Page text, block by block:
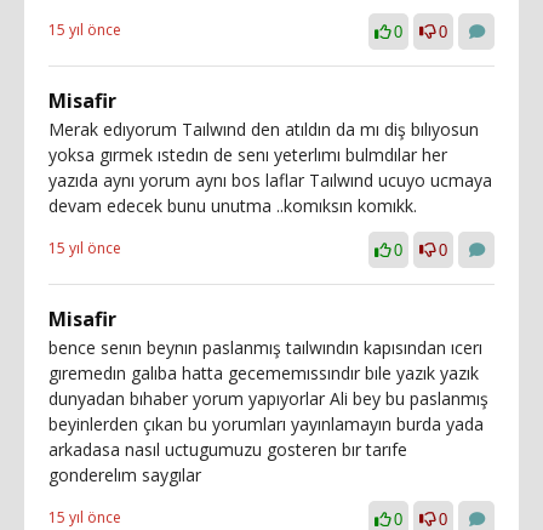
15 yıl önce 0 0
Misafir
Merak edıyorum Taılwınd den atıldın da mı diş bılıyosun
yoksa gırmek ıstedın de senı yeterlımı bulmdılar her
yazıda aynı yorum aynı bos laflar Taılwınd ucuyo ucmaya
devam edecek bunu unutma ..komıksın komıkk.
15 yıl önce 0 0
Misafir
bence senın beynın paslanmış taılwındın kapısından ıcerı
gıremedın galıba hatta gecememıssındır bıle yazık yazık
dunyadan bıhaber yorum yapıyorlar Ali bey bu paslanmış
beyinlerden çıkan bu yorumları yayınlamayın burda yada
arkadasa nasıl uctugumuzu gosteren bır tarıfe
gonderelım saygılar
15 yıl önce 0 0